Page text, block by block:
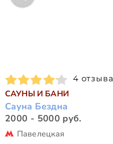
4 отзыва
САУНЫ И БАНИ
Сауна Бездна
2000 - 5000 руб.
Павелецкая